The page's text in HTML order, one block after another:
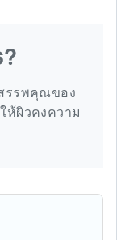
รรพคุณของ
ห้ผิวคงความ